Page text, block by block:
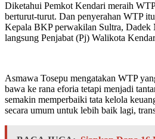
Diketahui Pemkot Kendari meraih
berturut-turut. Dan penyerahan WTP
Kepala BKP perwakilan Sultra, Dadek
langsung Penjabat (Pj) Walikota
Asmawa Tosepu mengatakan WTP
bawa ke rana eforia tetapi menjadi
semakin memperbaiki tata kelola
secara umum untuk lebih baik lagi,